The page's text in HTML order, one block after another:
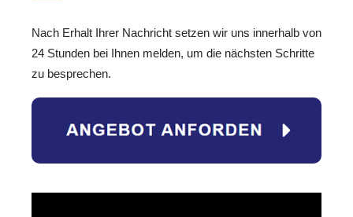
Nach Erhalt Ihrer Nachricht setzen wir uns innerhalb von
24 Stunden bei Ihnen melden, um die nächsten Schritte
zu besprechen.